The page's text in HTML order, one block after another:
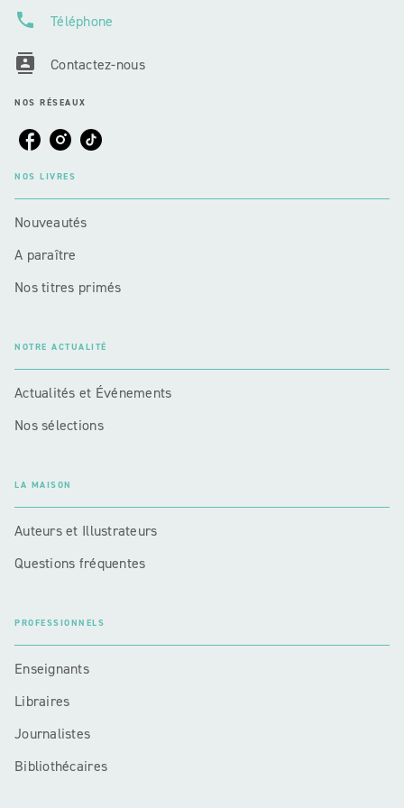
phone Téléphone
contacts Contactez-nous
NOS RÉSEAUX
NOS LIVRES
Nouveautés
A paraître
Nos titres primés
NOTRE ACTUALITÉ
Actualités et Événements
Nos sélections
LA MAISON
Auteurs et Illustrateurs
Questions fréquentes
PROFESSIONNELS
Enseignants
Libraires
Journalistes
Bibliothécaires